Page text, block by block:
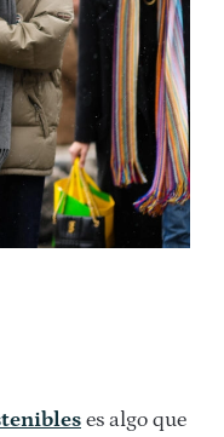
es algo que